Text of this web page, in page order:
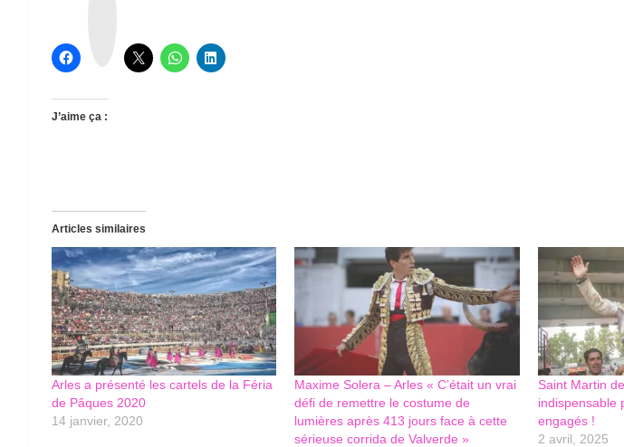
J’aime ça :
Articles similaires
Arles a présenté les cartels de la Féria
de Pâques 2020
14 janvier, 2020
Maxime Solera – Arles « C’était un vrai
défi de remettre le costume de
lumières après 413 jours face à cette
sérieuse corrida de Valverde »
Saint Martin
indispensable
engagés !
2 avril, 2025